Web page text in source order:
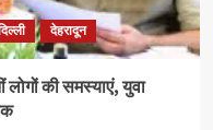
देहरादून
की समस्याएं, युवा